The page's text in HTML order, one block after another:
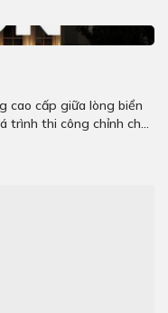
cao cấp giữa lòng biển
trình thi công chỉnh chu,